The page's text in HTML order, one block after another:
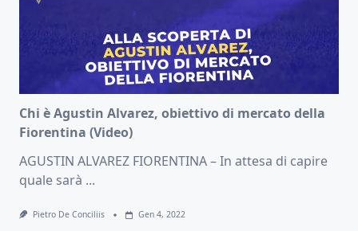
Chi è Agustin Alvarez, obiettivo di mercato della
Fiorentina (Video)
AGUSTIN ALVAREZ FIORENTINA – In attesa di capire
quale sarà ...
Pietro De Conciliis Gen 4, 2022